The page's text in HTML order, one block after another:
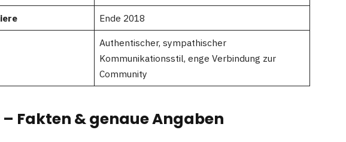
Ende 2018
Authentischer, sympathischer
Kommunikationsstil, enge Verbindung zur
Community
Fakten & genaue Angaben